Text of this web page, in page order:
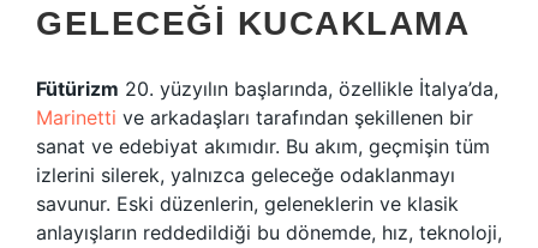
GELECEĞI KUCAKLAMA
Fütürizm 20. yüzyılın başlarında, özellikle İtalya’da,
Marinetti ve arkadaşları tarafından şekillenen bir
sanat ve edebiyat akımıdır. Bu akım, geçmişin tüm
izlerini silerek, yalnızca geleceğe odaklanmayı
savunur. Eski düzenlerin, geleneklerin ve klasik
anlayışların reddedildiği bu dönemde, hız, teknoloji,